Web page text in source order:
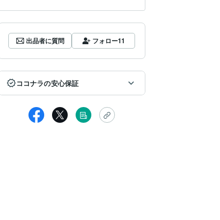
出品者に質問 フォロー11
ココナラの安心保証